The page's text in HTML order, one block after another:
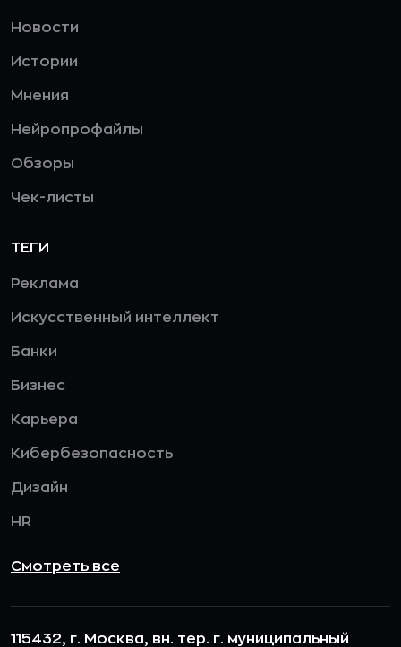
Новости
Истории
Мнения
Нейропрофайлы
Обзоры
Чек-листы
ТЕГИ
Реклама
Искусственный интеллект
Банки
Бизнес
Карьера
Кибербезопасность
Дизайн
HR
Смотреть все
115432, г. Москва, вн. тер. г. муниципальный